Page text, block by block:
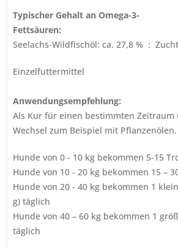
Typischer Gehalt an Omega-3-
Seelachs-Wildfischöl: ca. 27,8 % :
Einzelfuttermittel
Anwendungsempfehlung:
Als Kur für einen bestimmten
Wechsel zum Beispiel mit Pflanzenölen.
Hunde von 0 - 10 kg bekommen 5-15
Hunde von 10 - 20 kg bekommen 15 –
Hunde von 20 - 40 kg bekommen 1
g) täglich
Hunde von 40 – 60 kg bekommen 1
täglich